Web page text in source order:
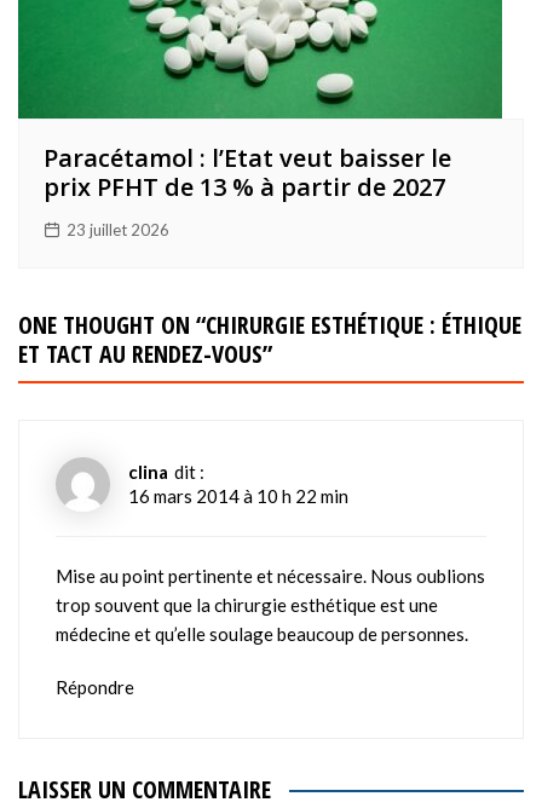
Paracétamol : l’Etat veut baisser le
prix PFHT de 13 % à partir de 2027
23 juillet 2026
ONE THOUGHT ON “CHIRURGIE ESTHÉTIQUE : ÉTHIQUE
ET TACT AU RENDEZ-VOUS”
clina dit :
16 mars 2014 à 10 h 22 min
Mise au point pertinente et nécessaire. Nous oublions
trop souvent que la chirurgie esthétique est une
médecine et qu’elle soulage beaucoup de personnes.
Répondre
LAISSER UN COMMENTAIRE